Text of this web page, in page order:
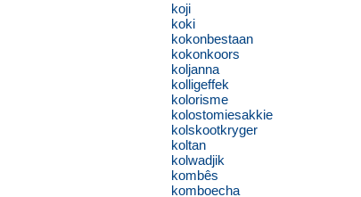
koji
koki
kokonbestaan
kokonkoors
koljanna
kolligeffek
kolorisme
kolostomiesakkie
kolskootkryger
koltan
kolwadjik
kombês
komboecha